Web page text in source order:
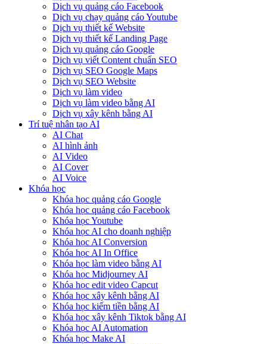
Dịch vụ quảng cáo Facebook
Dịch vụ chạy quảng cáo Youtube
Dịch vụ thiết kế Website
Dịch vụ thiết kế Landing Page
Dịch vụ quảng cáo Google
Dịch vụ viết Content chuẩn SEO
Dịch vụ SEO Google Maps
Dịch vụ SEO Website
Dịch vụ làm video
Dịch vụ làm video bằng AI
Dịch vụ xây kênh bằng AI
Trí tuệ nhân tạo AI
AI Chat
AI hình ảnh
AI Video
AI Cover
AI Voice
Khóa học
Khóa học quảng cáo Google
Khóa học quảng cáo Facebook
Khóa học Youtube
Khóa học AI cho doanh nghiệp
Khóa học AI Conversion
Khóa học AI In Office
Khóa học làm video bằng AI
Khóa học Midjourney AI
Khóa học edit video Capcut
Khóa học xây kênh bằng AI
Khóa học kiếm tiền bằng AI
Khóa học xây kênh Tiktok bằng AI
Khóa học AI Automation
Khóa học Make AI